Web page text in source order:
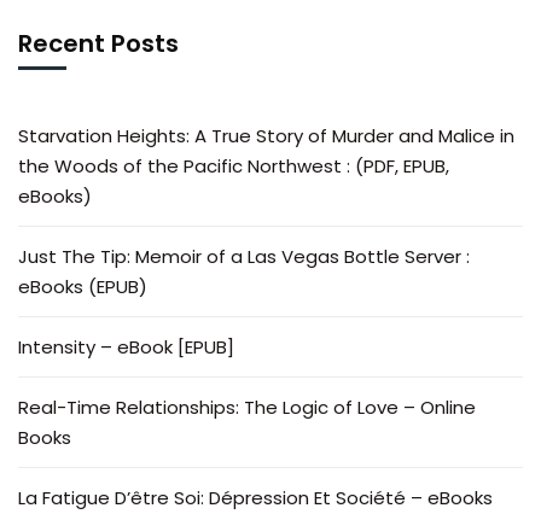
Recent Posts
Starvation Heights: A True Story of Murder and Malice in
the Woods of the Pacific Northwest : (PDF, EPUB,
eBooks)
Just The Tip: Memoir of a Las Vegas Bottle Server :
eBooks (EPUB)
Intensity – eBook [EPUB]
Real-Time Relationships: The Logic of Love – Online
Books
La Fatigue D’être Soi: Dépression Et Société – eBooks